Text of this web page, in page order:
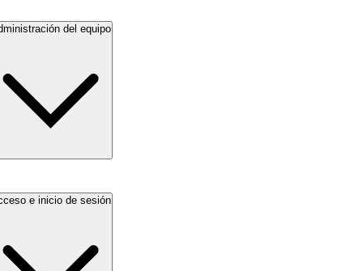
del equipo
e inicio de sesión